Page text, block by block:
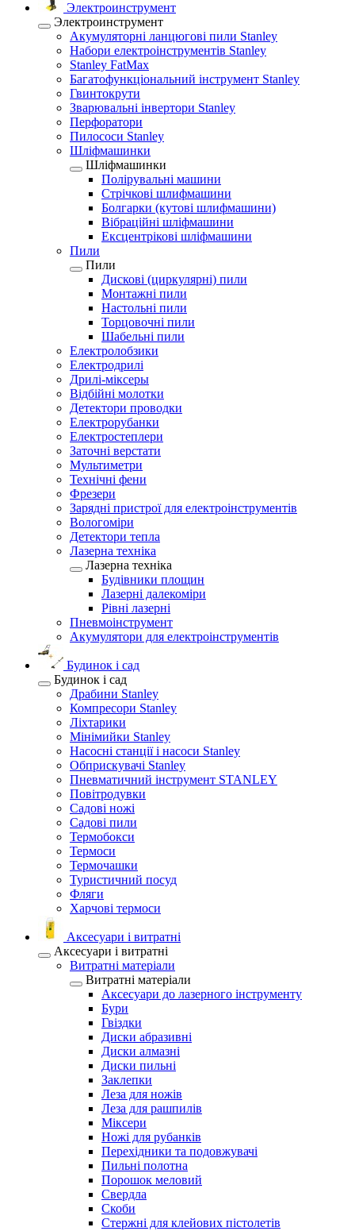
Электроинструмент
Электроинструмент
Акумуляторні ланцюгові пили Stanley
Набори електроінструментів Stanley
Stanley FatMax
Багатофункціональний інструмент Stanley
Гвинтокрути
Зварювальні інвертори Stanley
Перфоратори
Пилососи Stanley
Шліфмашинки
Шліфмашинки
Полірувальні машини
Стрічкові шлифмашини
Болгарки (кутові шлифмашини)
Вібраційні шліфмашини
Ексцентрікові шліфмашини
Пили
Пили
Дискові (циркулярні) пили
Монтажні пили
Настольні пили
Торцовочні пили
Шабельні пили
Електролобзики
Електродрилі
Дрилі-міксеры
Відбійні молотки
Детектори проводки
Електрорубанки
Електростеплери
Заточні верстати
Мультиметри
Технічні фени
Фрезери
Зарядні пристрої для електроінструментів
Вологоміри
Детектори тепла
Лазерна техніка
Лазерна техніка
Будівники площин
Лазерні далекоміри
Рівні лазерні
Пневмоінструмент
Акумулятори для електроінструментів
Будинок і сад
Будинок і сад
Драбини Stanley
Компресори Stanley
Ліхтарики
Мінімийки Stanley
Насосні станції і насоси Stanley
Обприскувачі Stanley
Пневматичний інструмент STANLEY
Повітродувки
Садові ножі
Садові пили
Термобокси
Термоси
Термочашки
Туристичний посуд
Фляги
Харчові термоси
Аксесуари і витратні
Аксесуари і витратні
Витратні матеріали
Витратні матеріали
Аксесуари до лазерного інструменту
Бури
Гвіздки
Диски абразивні
Диски алмазні
Диски пильні
Заклепки
Леза для ножів
Леза для рашпилів
Міксери
Ножі для рубанків
Перехідники та подовжувачі
Пильні полотна
Порошок меловий
Свердла
Скоби
Стержні для клейових пістолетів